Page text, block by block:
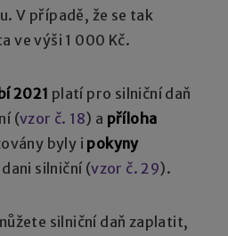
V případě, že se tak
ve výši 1 000 Kč.
2021 platí pro silniční daň
(vzor č. 18) a příloha
byly i pokyny
silniční (vzor č. 29).
silniční daň zaplatit,